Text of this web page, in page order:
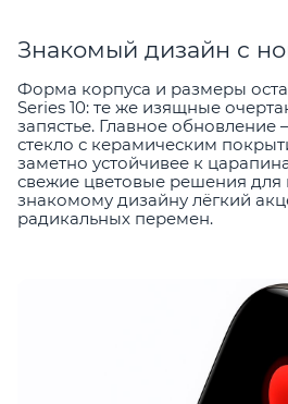
Знакомый дизайн с
Форма корпуса и размеры
Series 10: те же изящные
запястье. Главное обновление
стекло с керамическим
заметно устойчивее к
свежие цветовые решения для
знакомому дизайну лёгкий
радикальных перемен.